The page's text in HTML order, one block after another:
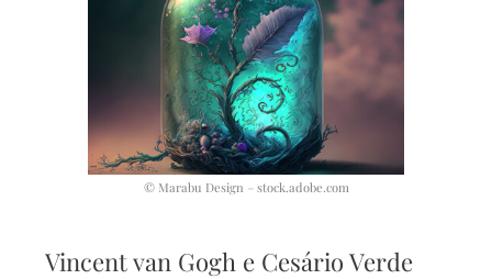
© Marabu Design – stock.adobe.com
Vincent van Gogh e Cesário Verde